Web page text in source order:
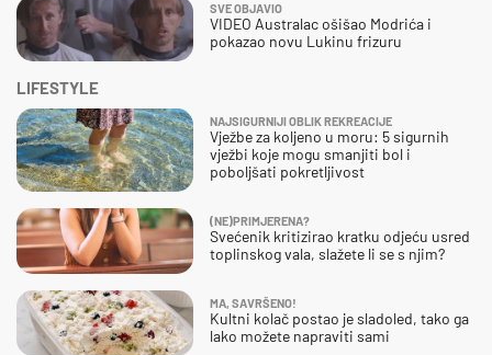
SVE OBJAVIO
VIDEO Australac ošišao Modrića i
pokazao novu Lukinu frizuru
LIFESTYLE
NAJSIGURNIJI OBLIK REKREACIJE
Vježbe za koljeno u moru: 5 sigurnih
vježbi koje mogu smanjiti bol i
poboljšati pokretljivost
(NE)PRIMJERENA?
Svećenik kritizirao kratku odjeću usred
toplinskog vala, slažete li se s njim?
MA, SAVRŠENO!
Kultni kolač postao je sladoled, tako ga
lako možete napraviti sami